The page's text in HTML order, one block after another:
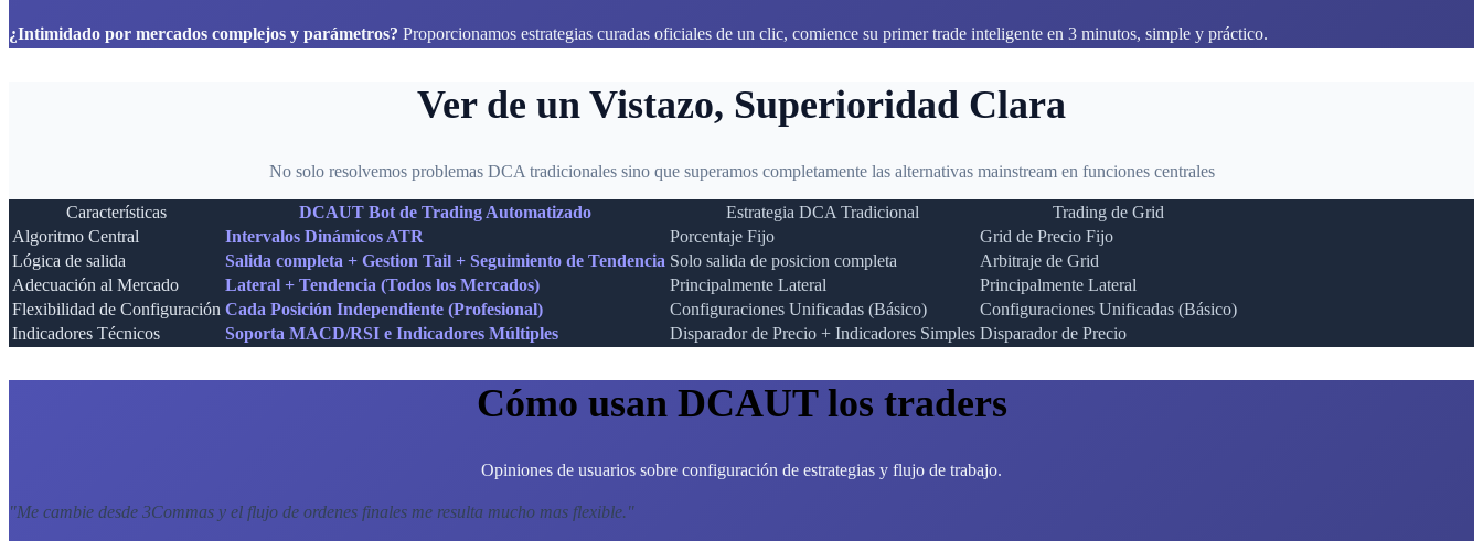
¿Intimidado por mercados complejos y parámetros? Proporcionamos estrategias curadas oficiales de un clic, comience su primer trade inteligente en 3 minutos, simple y práctico.
Ver de un Vistazo, Superioridad Clara
No solo resolvemos problemas DCA tradicionales sino que superamos completamente las alternativas mainstream en funciones centrales
Características DCAUT Bot de Trading Automatizado Estrategia DCA Tradicional
Trading de Grid
Algoritmo Central
Intervalos Dinámicos ATR Porcentaje Fijo
Grid de Precio Fijo
Lógica de salida
Salida completa + Gestion Tail + Seguimiento de Tendencia Solo salida de posicion completa
Arbitraje de Grid
Adecuación al Mercado
Lateral + Tendencia (Todos los Mercados) Principalmente Lateral
Principalmente Lateral
Flexibilidad de Configuración Cada Posición Independiente (Profesional) Configuraciones Unificadas (Básico)
Configuraciones Unificadas (Básico)
Indicadores Técnicos
Soporta MACD/RSI e Indicadores Múltiples Disparador de Precio + Indicadores Simples Disparador de Precio
Cómo usan DCAUT los traders
Opiniones de usuarios sobre configuración de estrategias y flujo de trabajo.
"Me cambie desde 3Commas y el flujo de ordenes finales me resulta mucho mas flexible."